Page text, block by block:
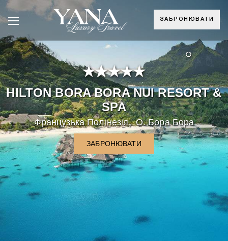
ЗАБРОНЮВАТИ
°
HILTON BORA BORA NUI RESORT &
SPA
Французька Полінезія,О. Бора Бора
ЗАБРОНЮВАТИ